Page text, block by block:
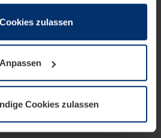
der Dienste gesammelt
dieser Seite unbedingt
anderen Cookie-Typen benötigen
können Sie jederzeit
unserer Website ändern oder
zulassen
Anpassen
Cookies zulassen